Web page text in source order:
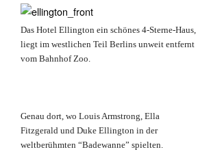
Das Hotel Ellington ein schönes 4-Sterne-Haus,
liegt im westlichen Teil Berlins unweit entfernt
vom Bahnhof Zoo.
Genau dort, wo Louis Armstrong, Ella
Fitzgerald und Duke Ellington in der
weltberühmten “Badewanne” spielten.